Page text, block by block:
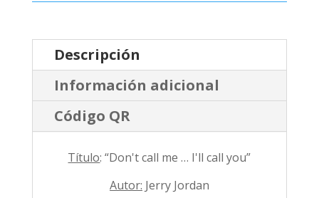
Descripción
Información adicional
Código QR
Título: “Don't call me … I'll call you”
Autor: Jerry Jordan